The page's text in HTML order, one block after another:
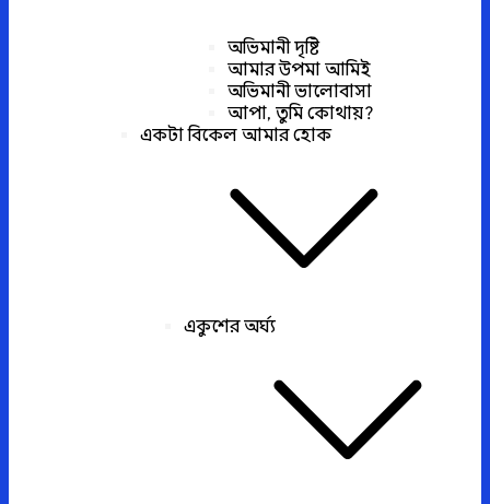
অভিমানী দৃষ্টি
আমার উপমা আমিই
অভিমানী ভালোবাসা
আপা, তুমি কোথায়?
একটা বিকেল আমার হোক
একুশের অর্ঘ্য